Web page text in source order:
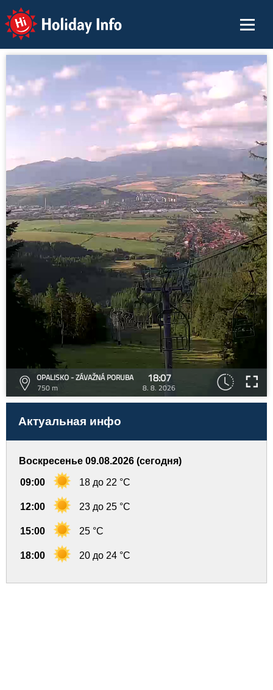
Holiday Info
OPALISKO - ZÁVAŽNÁ PORUBA
750 m
18:07
8. 8. 2026
Актуальная инфо
Воскресенье 09.08.2026 (сегодня)
09:00 18 до 22 °C
12:00 23 до 25 °C
15:00 25 °C
18:00 20 до 24 °C